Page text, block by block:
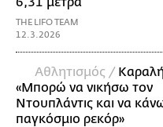
THE LIFO TEAM
12.3.2026
Αθλητισμός /
«Μπορώ να νικήσω τον
Ντουπλάντις και να
παγκόσμιο ρεκόρ»